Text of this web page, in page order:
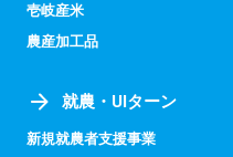
壱岐産米
農産加工品
就農・UIターン
新規就農者支援事業